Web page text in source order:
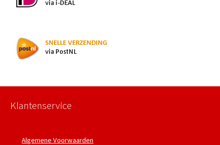
Klantenservice
Algemene Voorwaarden